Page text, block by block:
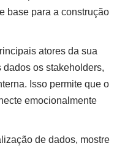
base para a construção
atores da sua
os stakeholders,
Isso permite que o
emocionalmente
de dados, mostre